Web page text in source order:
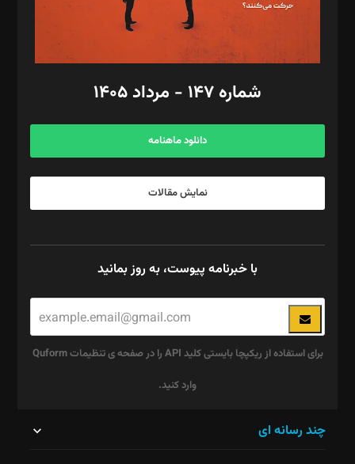
گرافیک و صفحه‌آرایی: سید‌سبحان‌علی ثابت
مد‌یر توسعه تجاری: کامبیز برید‌
امور مالی: شاپور رهبری، محمد‌ کاظمی‌نیا
آگهی و مشترکین: ۰۹۱۹۹۹۹۰۴۵۴
شماره ۱۴۷ - مرداد ۱۴۰۵
دانلود ماهنامه
نمایش مقالات
با خبرنامه پیوست، به روز بمانید
برای استفاده از ریکپچا بایستی کلید API را در صفحه ی تنظیمات Quform
وارد کنید.
چند رسانه ای